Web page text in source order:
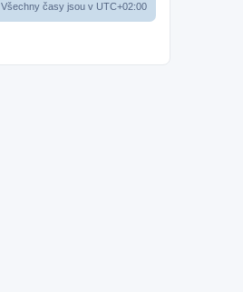
Všechny časy jsou v UTC+02:00